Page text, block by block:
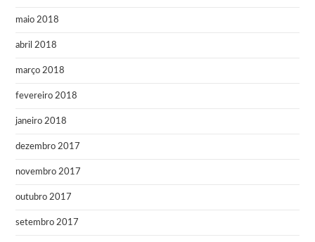
maio 2018
abril 2018
março 2018
fevereiro 2018
janeiro 2018
dezembro 2017
novembro 2017
outubro 2017
setembro 2017